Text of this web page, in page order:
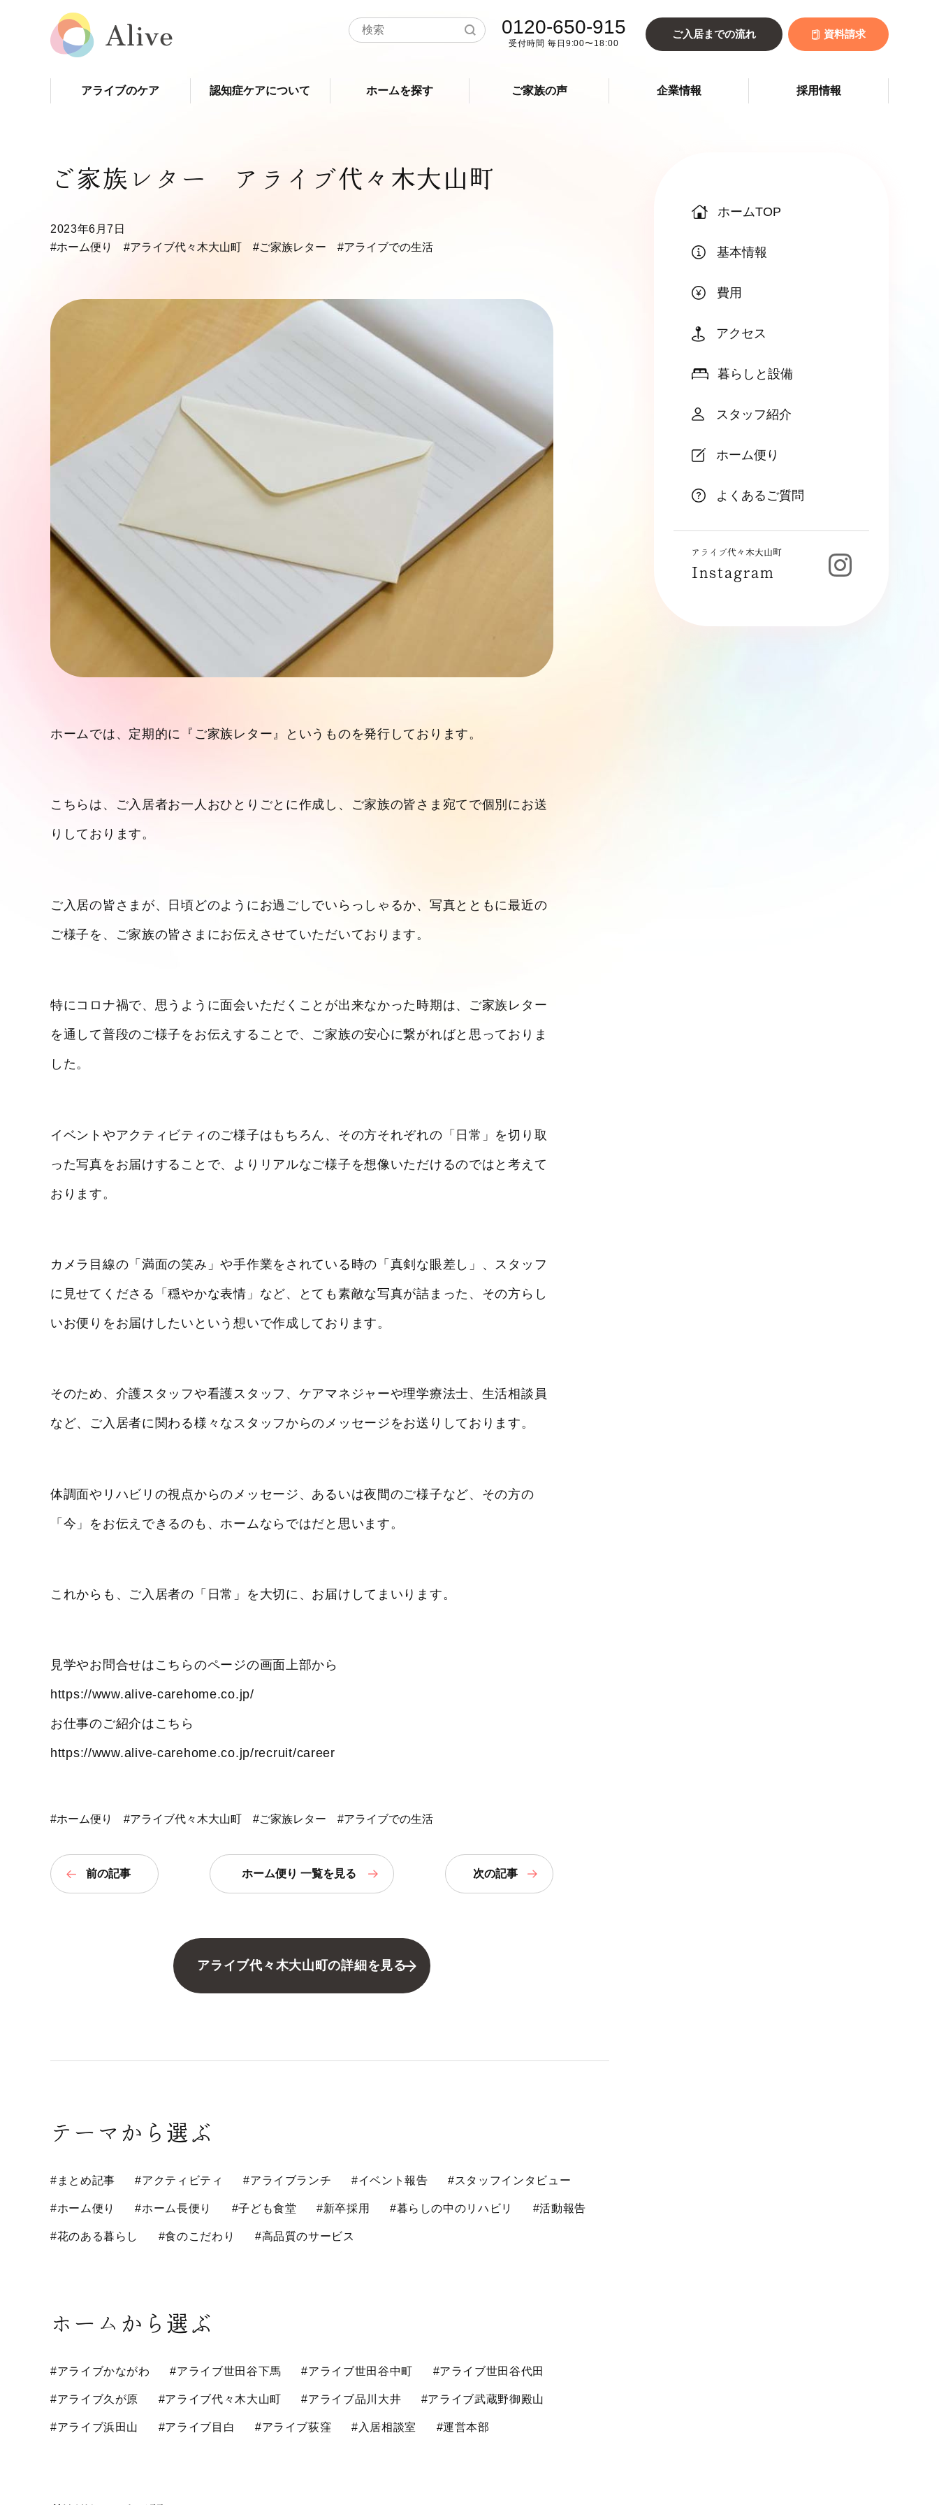
0120-650-915
受付時間 毎日9:00〜18:00
ご入居までの流れ 資料請求
アライブのケア 認知症ケアについて ホームを探す ご家族の声 企業情報 採用情報
ホームTOP
基本情報
費用
アクセス
暮らしと設備
スタッフ紹介
ホーム便り
よくあるご質問
アライブ代々木大山町
Instagram
ご家族レター アライブ代々木大山町
2023年6月7日
#ホーム便り
#アライブ代々木大山町 #ご家族レター #アライブでの生活
ホームでは、定期的に『ご家族レター』というものを発行しております。
こちらは、ご入居者お一人おひとりごとに作成し、ご家族の皆さま宛てで個別にお送
りしております。
ご入居の皆さまが、日頃どのようにお過ごしでいらっしゃるか、写真とともに最近の
ご様子を、ご家族の皆さまにお伝えさせていただいております。
特にコロナ禍で、思うように面会いただくことが出来なかった時期は、ご家族レター
を通して普段のご様子をお伝えすることで、ご家族の安心に繋がればと思っておりま
した。
イベントやアクティビティのご様子はもちろん、その方それぞれの「日常」を切り取
った写真をお届けすることで、よりリアルなご様子を想像いただけるのではと考えて
おります。
カメラ目線の「満面の笑み」や手作業をされている時の「真剣な眼差し」、スタッフ
に見せてくださる「穏やかな表情」など、とても素敵な写真が詰まった、その方らし
いお便りをお届けしたいという想いで作成しております。
そのため、介護スタッフや看護スタッフ、ケアマネジャーや理学療法士、生活相談員
など、ご入居者に関わる様々なスタッフからのメッセージをお送りしております。
体調面やリハビリの視点からのメッセージ、あるいは夜間のご様子など、その方の
「今」をお伝えできるのも、ホームならではだと思います。
これからも、ご入居者の「日常」を大切に、お届けしてまいります。
見学やお問合せはこちらのページの画面上部から
https://www.alive-carehome.co.jp/
お仕事のご紹介はこちら
https://www.alive-carehome.co.jp/recruit/career
#ホーム便り #アライブ代々木大山町 #ご家族レター #アライブでの生活
前の記事 次の記事
ホーム便り 一覧を見る
アライブ代々木大山町の詳細を見る
テーマから選ぶ
#まとめ記事 #アクティビティ #アライブランチ #イベント報告 #スタッフインタビュー
#ホーム便り #ホーム長便り #子ども食堂 #新卒採用 #暮らしの中のリハビリ #活動報告
#花のある暮らし #食のこだわり #高品質のサービス
ホームから選ぶ
#アライブかながわ #アライブ世田谷下馬 #アライブ世田谷中町 #アライブ世田谷代田
#アライブ久が原 #アライブ代々木大山町 #アライブ品川大井 #アライブ武蔵野御殿山
#アライブ浜田山 #アライブ目白 #アライブ荻窪 #入居相談室 #運営本部